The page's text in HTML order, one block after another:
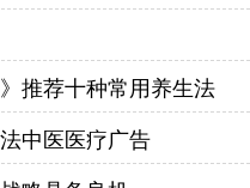
推荐十种常用养生法
中医医疗广告